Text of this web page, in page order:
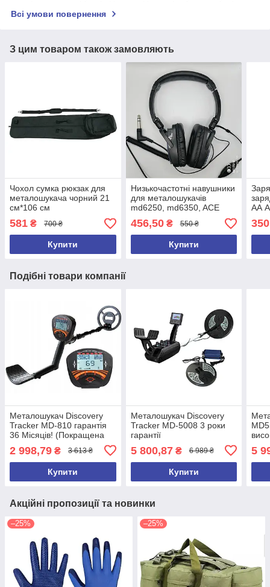
Всі умови повернення
З цим товаром також замовляють
Чохол сумка рюкзак для
металошукача чорний 21
см*106 см
581 ₴ 700 ₴
Купити
Низькочастотні навушники
для металошукачів
md6250, md6350, ACE
250, ACE 350, ACE250,
ACE350, GARRET 2026 рік
456,50₴ 550 ₴
Купити
АА
Подібні товари компанії
Металошукач Discovery
Tracker MD-810 гарантія
36 Місяців! (Покращена
2 998,79 ₴ 3 613 ₴
Купити
Металошукач Discovery
Tracker MD-5008 3 роки
гарантії
5 800,87₴ 6 989 ₴
Купити
5
Акційні пропозиції та новинки
–25% –25%